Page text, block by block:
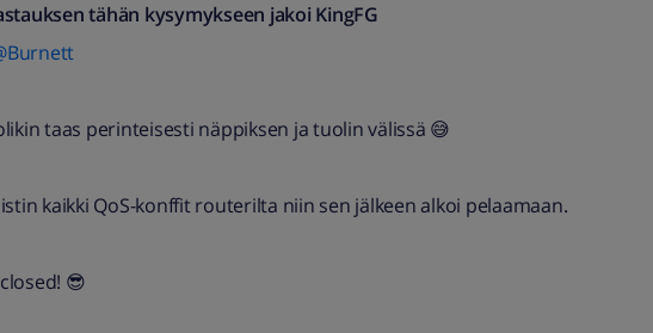
tähän kysymykseen jakoi KingFG
taas perinteisesti näppiksen ja tuolin välissä 😅
kaikki QoS-konffit routerilta niin sen jälkeen alkoi pelaamaan.
😎